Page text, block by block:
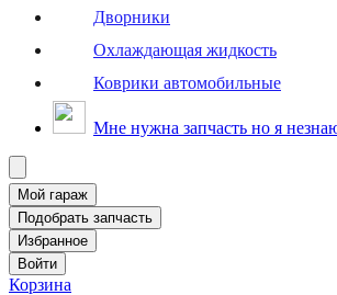
Дворники
Охлаждающая жидкость
Коврики автомобильные
Мне нужна запчасть но я
Корзина